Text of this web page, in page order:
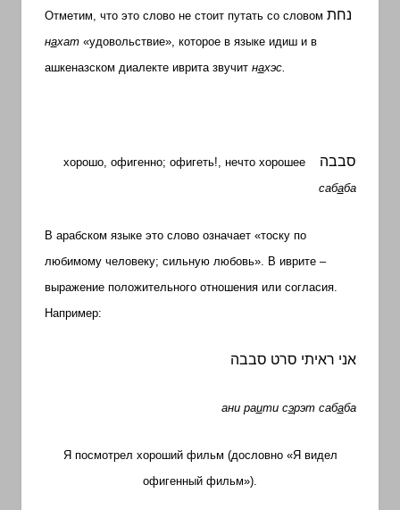
Отметим, что это слово не стоит путать со словом נחת
нахат«удовольствие», которое в языке идиши в
ашкеназском диалекте иврита звучит нахэс.
סבבה
хорошо, офигенно; офигеть!, нечто хорошее
сабаба
В арабском языке это слово означает «тоску по
любимому человеку; сильную любовь». В иврите –
выражение положительного отношения или согласия.
Например:
אני ראיתי סרט סבבה
ани раити сэрэт сабаба
Я посмотрел хороший фильм (дословно «Я видел
офигенный фильм»).